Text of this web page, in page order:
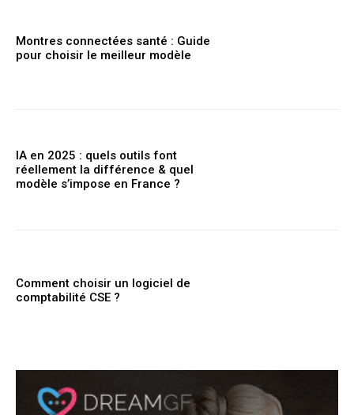
Montres connectées santé : Guide
pour choisir le meilleur modèle
IA en 2025 : quels outils font
réellement la différence & quel
modèle s’impose en France ?
Comment choisir un logiciel de
comptabilité CSE ?